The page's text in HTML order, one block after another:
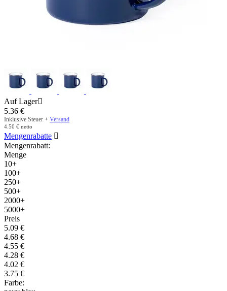
Auf Lager
5.36 €
Inklusive Steuer + Versand
4.50 € netto
Mengenrabatte 
Mengenrabatt:
Menge
10+
100+
250+
500+
2000+
5000+
Preis
5.09 €
4.68 €
4.55 €
4.28 €
4.02 €
3.75 €
Farbe: